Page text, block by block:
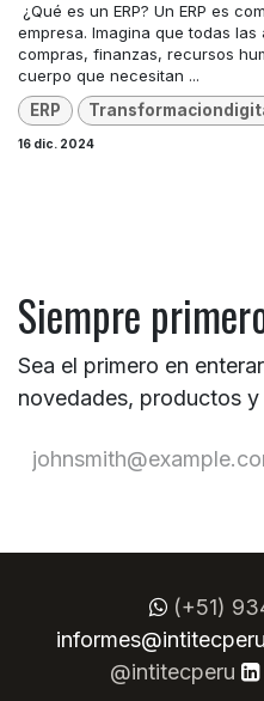
¿Qué es un ERP? Un ERP es
empresa. Imagina que todas
compras, finanzas, recursos
cuerpo que necesitan ...
ERP
16 dic. 2024
Siempre
Sea el primero en
novedades, productos y
(+51)
@intitecperu